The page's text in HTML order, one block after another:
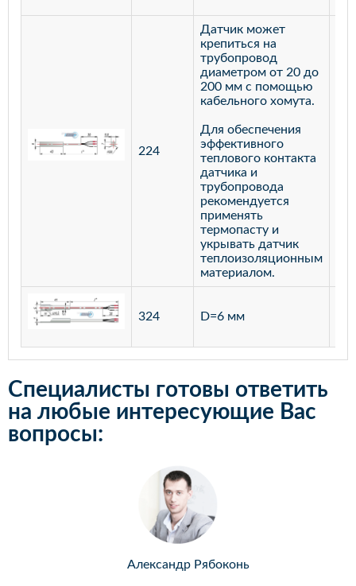
224
Датчик может
крепиться на
трубопровод
диаметром от 20 до
200 мм с помощью
кабельного хомута.
Для обеспечения
эффективного
теплового контакта
датчика и
трубопровода
рекомендуется
применять
термопасту и
укрывать датчик
теплоизоляционным
материалом.
324 D=6 мм
Специалисты готовы ответить
на любые интересующие Вас
вопросы:
Александр Рябоконь